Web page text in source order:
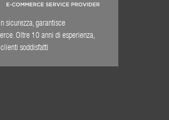
sicurezza, garantisce
Oltre 10 anni di esperienza,
soddisfatti